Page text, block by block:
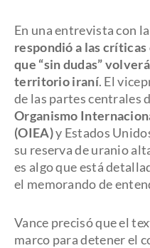
En una entrevista con
respondió a las
que “sin dudas”
territorio iraní. El
de las partes centrales
Organismo
(OIEA)y Estados
su reserva de uranio
es algo que está
el memorando de
Vance precisó que el
marco para detener el